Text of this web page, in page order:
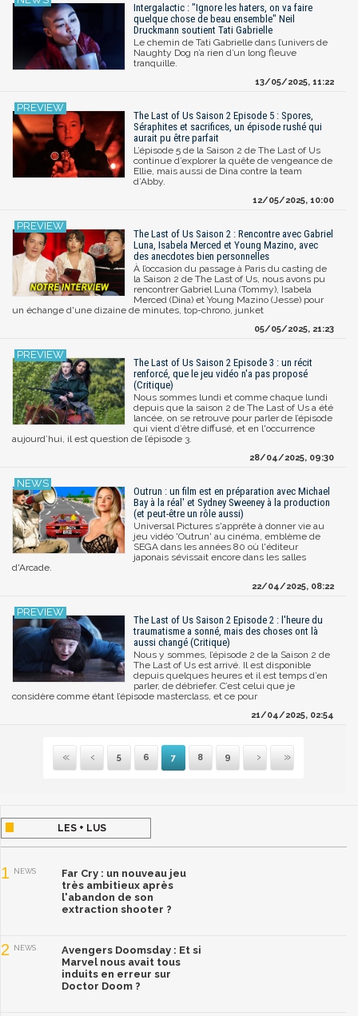
Intergalactic : "Ignore les haters, on va faire
quelque chose de beau ensemble" Neil
Druckmann soutient Tati Gabrielle
Le chemin de Tati Gabrielle dans l’univers de
Naughty Dog n’a rien d’un long fleuve
tranquille.
13/05/2025, 11:22
The Last of Us Saison 2 Episode 5 : Spores,
Séraphites et sacrifices, un épisode rushé qui
aurait pu être parfait
L’épisode 5 de la Saison 2 de The Last of Us
continue d’explorer la quête de vengeance de
Ellie, mais aussi de Dina contre la team
d’Abby.
12/05/2025, 10:00
The Last of Us Saison 2 : Rencontre avec Gabriel
Luna, Isabela Merced et Young Mazino, avec
des anecdotes bien personnelles
À l’occasion du passage à Paris du casting de
la Saison 2 de The Last of Us, nous avons pu
rencontrer Gabriel Luna (Tommy), Isabela
Merced (Dina) et Young Mazino (Jesse) pour
un échange d'une dizaine de minutes, top-chrono, junket
05/05/2025, 21:23
The Last of Us Saison 2 Episode 3 : un récit
renforcé, que le jeu vidéo n'a pas proposé
(Critique)
Nous sommes lundi et comme chaque lundi
depuis que la saison 2 de The Last of Us a été
lancée, on se retrouve pour parler de l’épisode
qui vient d’être diffusé, et en l'occurrence
aujourd’hui, il est question de l’épisode 3.
28/04/2025, 09:30
Outrun : un film est en préparation avec Michael
Bay à la réal' et Sydney Sweeney à la production
(et peut-être un rôle aussi)
Universal Pictures s'apprête à donner vie au
jeu vidéo 'Outrun' au cinéma, emblème de
SEGA dans les années 80 où l'éditeur
japonais sévissait encore dans les salles
d'Arcade.
22/04/2025, 08:22
The Last of Us Saison 2 Episode 2 : l'heure du
traumatisme a sonné, mais des choses ont là
aussi changé (Critique)
Nous y sommes, l’épisode 2 de la Saison 2 de
The Last of Us est arrivé. Il est disponible
depuis quelques heures et il est temps d’en
parler, de débriefer. C’est celui que je
considère comme étant l’épisode masterclass, et ce pour
21/04/2025, 02:54
Première
Précédente
5 6 7 8 9
Suivante
Dernière
LES + LUS
1 NEWS
Far Cry : un nouveau jeu
très ambitieux après
l'abandon de son
extraction shooter ?
2 NEWS
Avengers Doomsday : Et si
Marvel nous avait tous
induits en erreur sur
Doctor Doom ?